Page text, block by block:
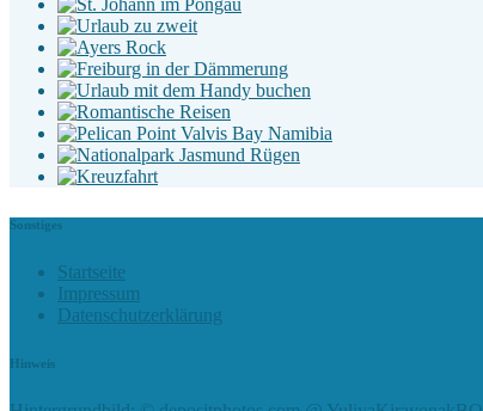
Sonstiges
Startseite
Impressum
Datenschutzerklärung
Hinweis